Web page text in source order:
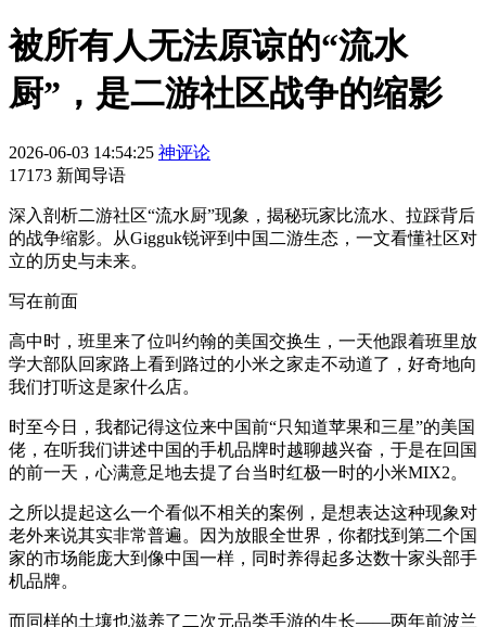
被所有人无法原谅的“流水
厨”，是二游社区战争的缩影
2026-06-03 14:54:25 神评论
17173 新闻导语
深入剖析二游社区“流水厨”现象，揭秘玩家比流水、拉踩背后
的战争缩影。从Gigguk锐评到中国二游生态，一文看懂社区对
立的历史与未来。
写在前面
高中时，班里来了位叫约翰的美国交换生，一天他跟着班里放
学大部队回家路上看到路过的小米之家走不动道了，好奇地向
我们打听这是家什么店。
时至今日，我都记得这位来中国前“只知道苹果和三星”的美国
佬，在听我们讲述中国的手机品牌时越聊越兴奋，于是在回国
的前一天，心满意足地去提了台当时红极一时的小米MIX2。
之所以提起这么一个看似不相关的案例，是想表达这种现象对
老外来说其实非常普遍。因为放眼全世界，你都找到第二个国
家的市场能庞大到像中国一样，同时养得起多达数十家头部手
机品牌。
而同样的土壤也滋养了二次元品类手游的生长——两年前波兰